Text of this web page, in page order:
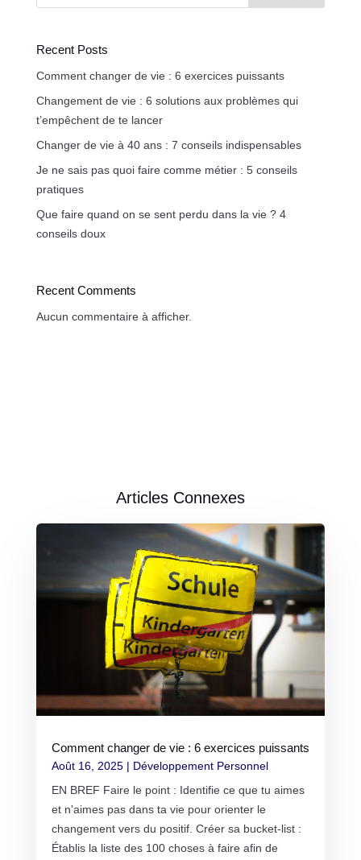
Recent Posts
Comment changer de vie : 6 exercices puissants
Changement de vie : 6 solutions aux problèmes qui
t’empêchent de te lancer
Changer de vie à 40 ans : 7 conseils indispensables
Je ne sais pas quoi faire comme métier : 5 conseils
pratiques
Que faire quand on se sent perdu dans la vie ? 4
conseils doux
Recent Comments
Aucun commentaire à afficher.
Articles Connexes
Comment changer de vie : 6 exercices puissants
Août 16, 2025| Développement Personnel
EN BREF Faire le point : Identifie ce que tu aimes
et n'aimes pas dans ta vie pour orienter le
changement vers du positif. Créer sa bucket-list :
Établis la liste des 100 choses à faire afin de